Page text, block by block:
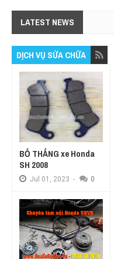
LATEST NEWS
DỊCH VỤ SỬA CHỮA
BỐ THẮNG xe Honda
SH 2008
Jul 01, 2023 - 0